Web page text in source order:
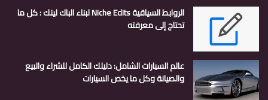
الروابط السياقية Niche Edits لبناء الباك لينك : كل ما
تحتاج إلى معرفته
عالم السيارات الشامل: دليلك الكامل للشراء والبيع
والصيانة وكل ما يخص السيارات